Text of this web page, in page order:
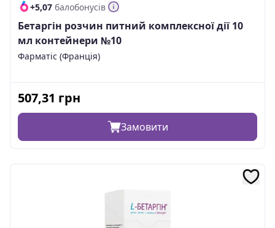
+5,07 балобонусів
Бетаргін розчин питний комплексної дії 10
мл контейнери №10
Фарматіс (Франція)
507,31 грн
Замовити